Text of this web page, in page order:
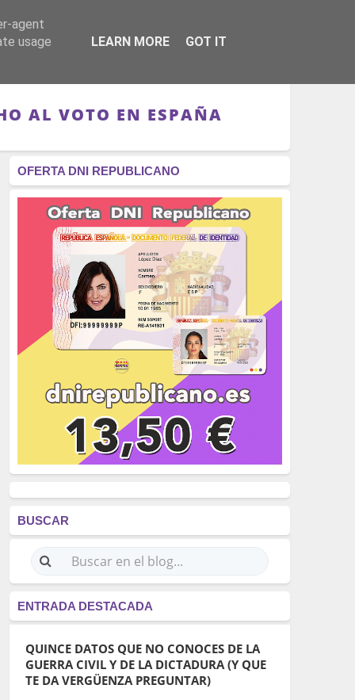
RÉGIMEN - MONARQUÍA
AL VOTO EN ESPAÑA
OFERTA DNI REPUBLICANO
BUSCAR
ENTRADA DESTACADA
QUINCE DATOS QUE NO CONOCES DE LA
GUERRA CIVIL Y DE LA DICTADURA (Y QUE
TE DA VERGÜENZA PREGUNTAR)
agent
usage
LEARN MORE GOT IT